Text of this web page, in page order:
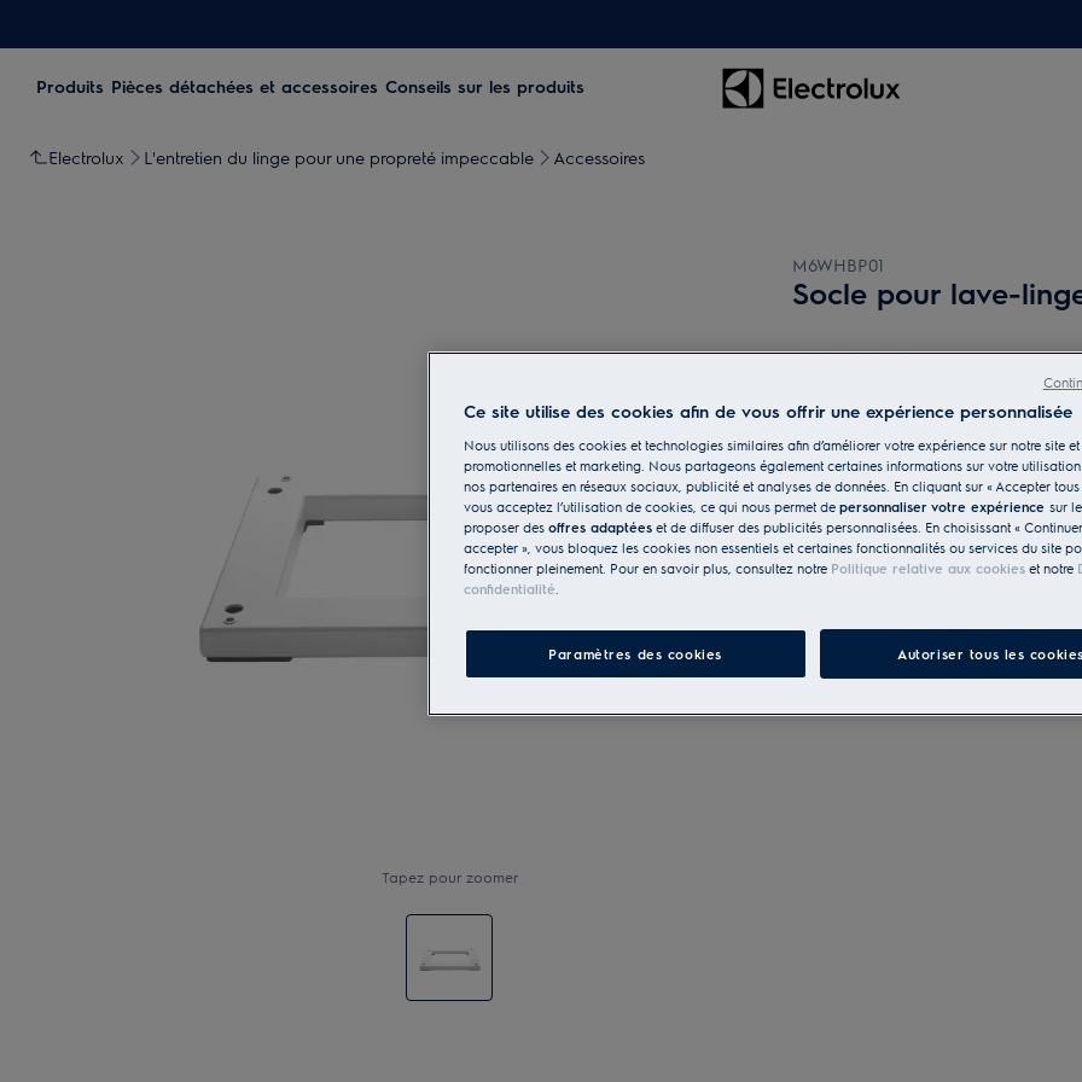
Produits Pièces détachées et accessoires Conseils sur les produits
Electrolux L'entretien du linge pour une propreté impeccable Accessoires
Tapez pour zoomer
M6WHBP01
Socle pour lave-
0 (0)
Ce site utilise des cookies afin de vous offrir une expérience personnalisée
Nous utilisons des cookies et technologies similaires afin d’améliorer votre expérience sur notre site
promotionnelles et marketing. Nous partageons également certaines informations sur votre
nos partenaires en réseaux sociaux, publicité et analyses de données. En cliquant sur « Accepter
vous acceptez l’utilisation de cookies, ce qui nous permet de personnaliser votre expérience sur
proposer des offres adaptées et de diffuser des publicités personnalisées. En choisissant «
accepter », vous bloquez les cookies non essentiels et certaines fonctionnalités ou services du site
fonctionner pleinement. Pour en savoir plus, consultez notre Politique relative aux cookies et notre
confidentialité.
Paramètres des cookies Autoriser tous les cookies